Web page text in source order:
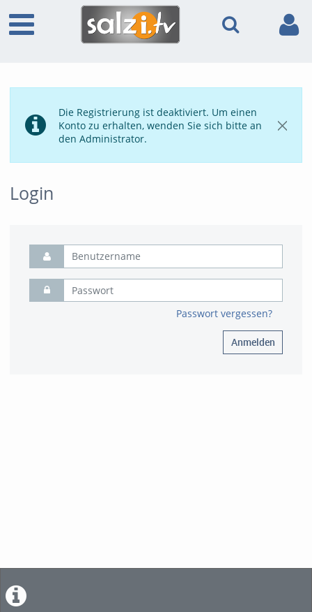
Die Registrierung ist deaktiviert. Um einen
Konto zu erhalten, wenden Sie sich bitte an
den Administrator.
Login
Passwort vergessen?
Anmelden